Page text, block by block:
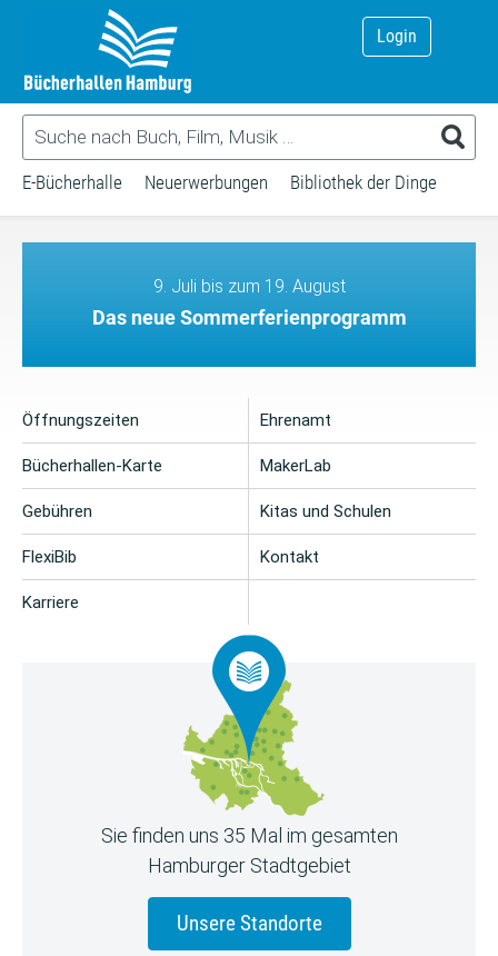
Login
E-Bücherhalle Neuerwerbungen Bibliothek der Dinge
9. Juli bis zum 19. August
Das neue Sommerferienprogramm
Öffnungszeiten
Bücherhallen-Karte
Gebühren
FlexiBib
Karriere
Ehrenamt
MakerLab
Kitas und Schulen
Kontakt
Sie finden uns 35 Mal im gesamten
Hamburger Stadtgebiet
Unsere Standorte